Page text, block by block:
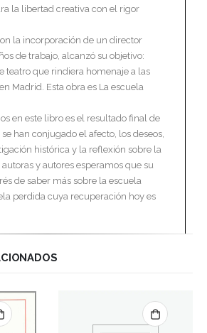
la libertad creativa con el rigor
la incorporación de un director
de trabajo, alcanzó su objetivo:
teatro que rindiera homenaje a las
Madrid. Esta obra es La escuela
en este libro es el resultado final de
han conjugado el afecto, los deseos,
histórica y la reflexión sobre la
y autores esperamos que su
de saber más sobre la escuela
perdida cuya recuperación hoy es